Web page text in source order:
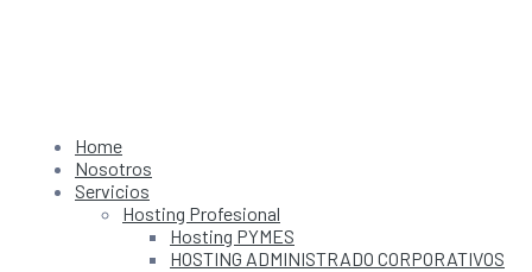
Home
Nosotros
Servicios
Hosting Profesional
Hosting PYMES
HOSTING ADMINISTRADO CORPORATIVOS